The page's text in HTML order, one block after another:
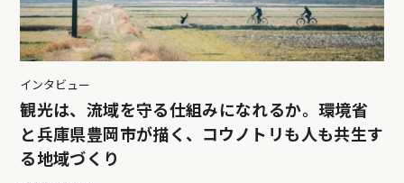
インタビュー
観光は、流域を守る仕組みになれるか。環境省
と兵庫県豊岡市が描く、コウノトリも人も共生す
る地域づくり